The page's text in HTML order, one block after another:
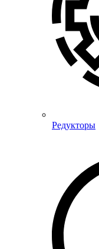
Редукторы